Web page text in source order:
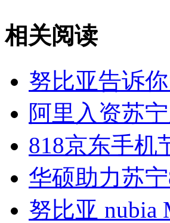
相关阅读
努比亚告诉
阿里入资苏
818京东手机
华硕助力苏
努比亚 nubia